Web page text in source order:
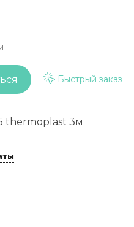
Быстрый заказ
thermoplast 3м